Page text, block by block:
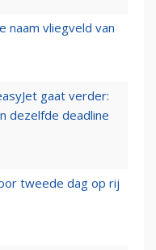
naam vliegveld van
gaat verder:
dezelfde deadline
tweede dag op rij